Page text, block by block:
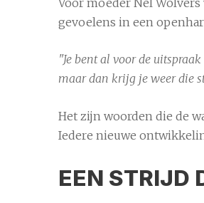
gevoelens in een
"Je bent al voor de
maar dan krijg je weer die
Het zijn woorden die de
Iedere nieuwe
EEN STRIJD